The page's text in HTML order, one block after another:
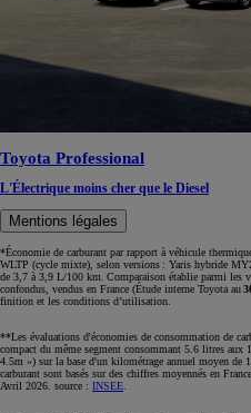
Toyota Professional
L'Électrique moins cher que le Diesel
Mentions légales
*Économie de carburant par rapport à véhicule
WLTP (cycle mixte), selon versions : Yaris hybride
de 3,7 à 3,9 L/100 km. Comparaison établie parmi les
confondus, vendus en France (Étude interne Toyota au
finition et les conditions d’utilisation.
**Les évaluations d'économies de consommation de
compact du même segment consommant 5.6 litres
4.5m ») sur la base d'un kilométrage annuel moyen de
carburant sont basés sur des chiffres moyennés en
Avril 2026. source : INSEE